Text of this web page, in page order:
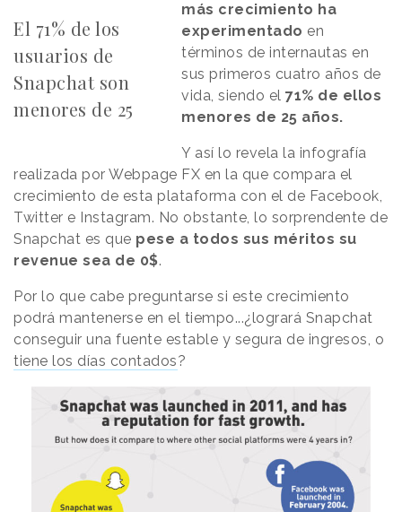
El 71% de los
usuarios de
Snapchat son
menores de 25
más crecimiento ha
experimentado en
términos de internautas en
sus primeros cuatro años de
vida, siendo el 71% de ellos
menores de 25 años.
Y así lo revela la infografía
realizada por Webpage FX en la que compara el
crecimiento de esta plataforma con el de Facebook,
Twitter e Instagram. No obstante, lo sorprendente de
Snapchat es que pese a todos sus méritos su
revenue sea de 0$.
Por lo que cabe preguntarse si este crecimiento
podrá mantenerse en el tiempo...¿logrará Snapchat
conseguir una fuente estable y segura de ingresos, o
tiene los días contados?